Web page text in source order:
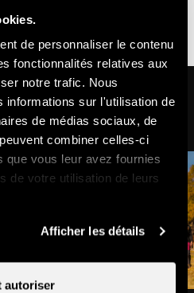
de personnaliser le contenu
fonctionnalités relatives aux
notre trafic. Nous
informations sur l'utilisation de
de médias sociaux, de
combiner celles-ci
que vous leur avez fournies
de votre utilisation de leurs
Afficher les détails
autoriser